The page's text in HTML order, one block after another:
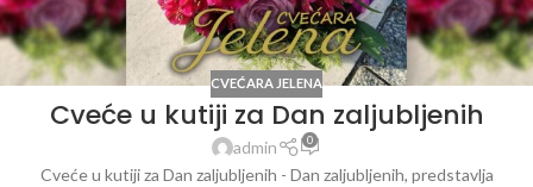
CVEĆARA JELENA
Cveće u kutiji za Dan zaljubljenih
admin 0
Cveće u kutiji za Dan zaljubljenih - Dan zaljubljenih, predstavlja